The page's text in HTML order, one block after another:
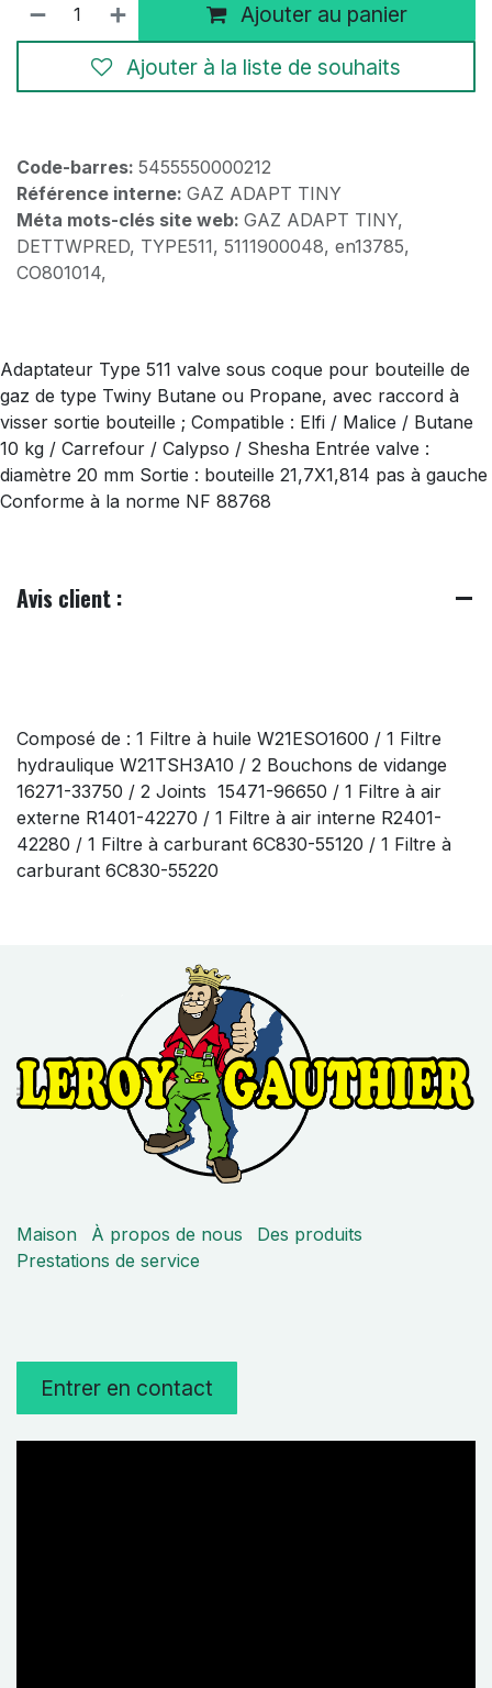
Ajouter au panier
Ajouter à la liste de souhaits
Code-barres: 5455550000212
Référence interne: GAZ ADAPT TINY
Méta mots-clés site web: GAZ ADAPT TINY,
DETTWPRED, TYPE511, 5111900048, en13785,
CO801014,
Adaptateur Type 511 valve sous coque pour bouteille de
gaz de type Twiny Butane ou Propane, avec raccord à
visser sortie bouteille ; Compatible : Elfi / Malice / Butane
10 kg / Carrefour / Calypso / Shesha Entrée valve :
diamètre 20 mm Sortie : bouteille 21,7X1,814 pas à gauche
Conforme à la norme NF 88768
Avis client :
Composé de : 1 Filtre à huile W21ESO1600 / 1 Filtre
hydraulique W21TSH3A10 / 2 Bouchons de vidange
16271-33750 / 2 Joints 15471-96650 / 1 Filtre à air
externe R1401-42270 / 1 Filtre à air interne R2401-
42280 / 1 Filtre à carburant 6C830-55120 / 1 Filtre à
carburant 6C830-55220
Maison À propos de nous
Des produits
Prestations de service
Entrer en contact